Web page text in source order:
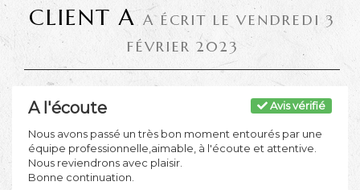
CLIENT A A ÉCRIT LE VENDREDI 3
FÉVRIER 2023
Avis vérifié
A l'écoute
Nous avons passé un très bon moment entourés par une
équipe professionnelle,aimable, à l'écoute et attentive.
Nous reviendrons avec plaisir.
Bonne continuation.